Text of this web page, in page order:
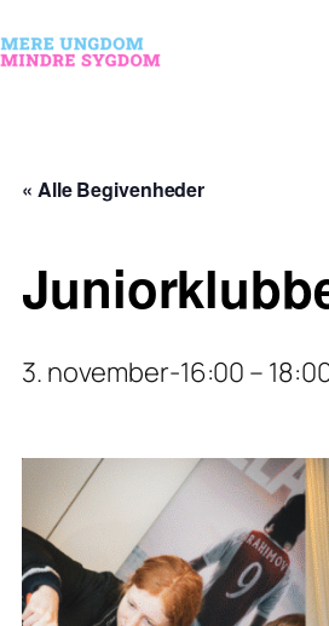
« Alle Begivenheder
3. november-16:00 –